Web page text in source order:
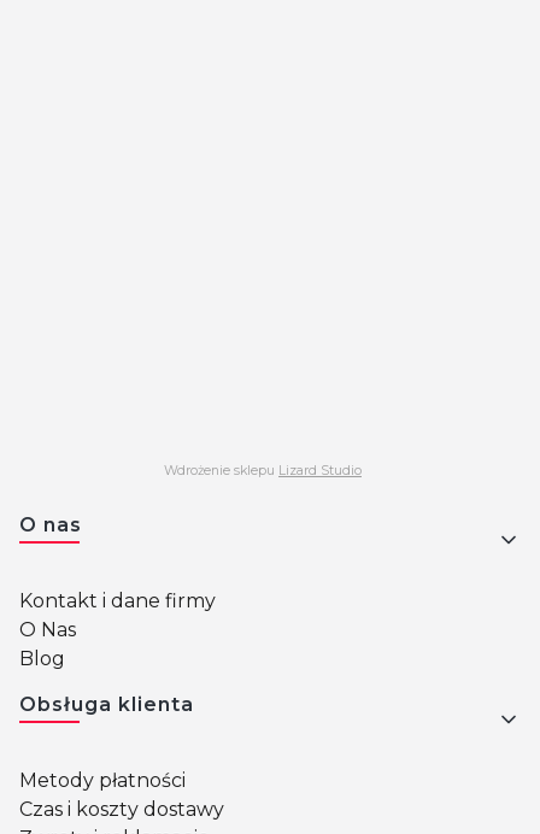
Wdrożenie sklepu Lizard Studio
Linki w stopce
O nas
Kontakt i dane firmy
O Nas
Blog
Obsługa klienta
Metody płatności
Czas i koszty dostawy